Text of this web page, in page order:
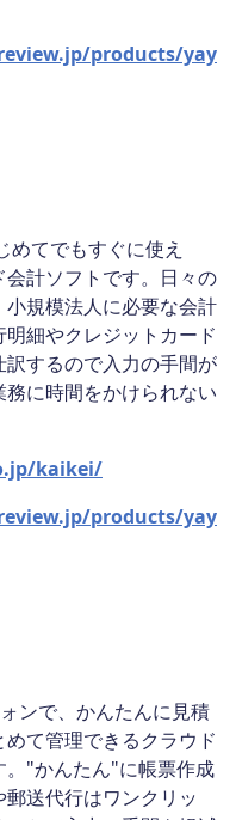
products/yay
めてでもすぐに使え
計ソフトです。日々の
規模法人に必要な会計
細やクレジットカード
するので入力の手間が
に時間をかけられない
kaikei/
products/yay
ンで、かんたんに見積
て管理できるクラウド
。"かんたん"に帳票作成
送代行はワンクリッ